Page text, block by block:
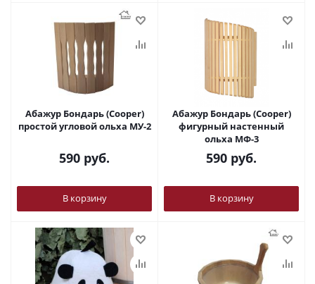
Абажур Бондарь (Cooper)
простой угловой ольха МУ-2
590 руб.
В корзину
Абажур Бондарь (Cooper)
фигурный настенный
ольха МФ-3
590 руб.
В корзину